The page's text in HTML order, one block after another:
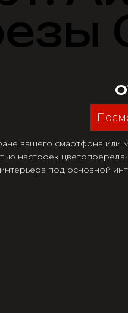
вашего смартфона или
настроек
под основной